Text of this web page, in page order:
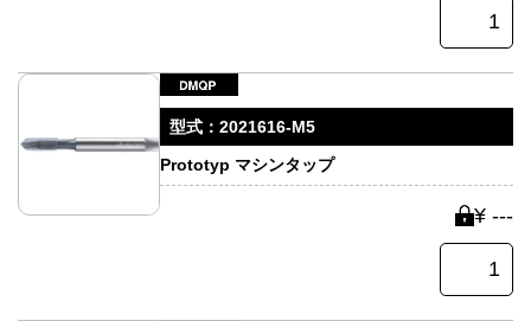
型式： 2021616-M5
Prototyp マシンタップ
¥ ---